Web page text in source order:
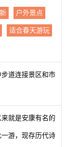
户外景点
适合春天游玩
道连接景区和市
就是安康有名的
游，现存历代诗